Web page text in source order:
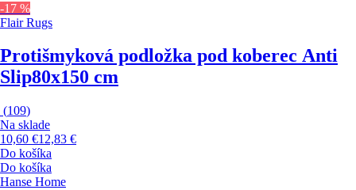
-17 %
Flair Rugs
Protišmyková podložka pod koberec Anti
Slip80x150 cm
(109)
Na sklade
10,60 €12,83 €
Do košíka
Do košíka
Hanse Home